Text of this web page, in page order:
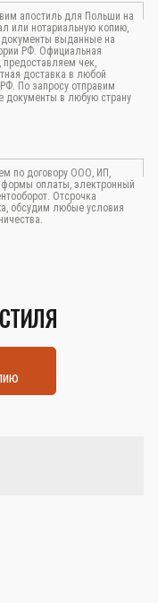
апостиль для Польши на
или нотариальную копию,
выданные на
РФ. Официальная
предоставляем чек,
доставка в любой
По запросу отправим
документы в любую страну
по договору ООО, ИП,
оплаты, электронный
Отсрочка
обсудим любые условия